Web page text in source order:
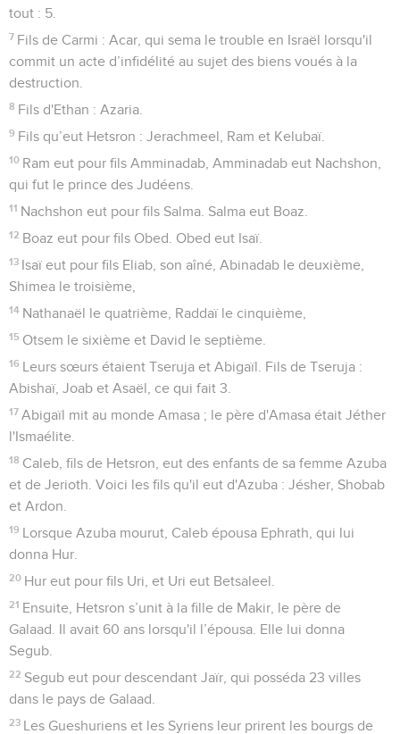
tout : 5.
7 Fils de Carmi : Acar, qui sema le trouble en Israël lorsqu'il
commit un acte d’infidélité au sujet des biens voués à la
destruction.
8 Fils d'Ethan : Azaria.
9 Fils qu’eut Hetsron : Jerachmeel, Ram et Kelubaï.
10 Ram eut pour fils Amminadab, Amminadab eut Nachshon,
qui fut le prince des Judéens.
11 Nachshon eut pour fils Salma. Salma eut Boaz.
12 Boaz eut pour fils Obed. Obed eut Isaï.
13 Isaï eut pour fils Eliab, son aîné, Abinadab le deuxième,
Shimea le troisième,
14 Nathanaël le quatrième, Raddaï le cinquième,
15 Otsem le sixième et David le septième.
16 Leurs sœurs étaient Tseruja et Abigaïl. Fils de Tseruja :
Abishaï, Joab et Asaël, ce qui fait 3.
17 Abigaïl mit au monde Amasa ; le père d'Amasa était Jéther
l'Ismaélite.
18 Caleb, fils de Hetsron, eut des enfants de sa femme Azuba
et de Jerioth. Voici les fils qu'il eut d'Azuba : Jésher, Shobab
et Ardon.
19 Lorsque Azuba mourut, Caleb épousa Ephrath, qui lui
donna Hur.
20 Hur eut pour fils Uri, et Uri eut Betsaleel.
21 Ensuite, Hetsron s’unit à la fille de Makir, le père de
Galaad. Il avait 60 ans lorsqu'il l’épousa. Elle lui donna
Segub.
22 Segub eut pour descendant Jaïr, qui posséda 23 villes
dans le pays de Galaad.
23 Les Gueshuriens et les Syriens leur prirent les bourgs de